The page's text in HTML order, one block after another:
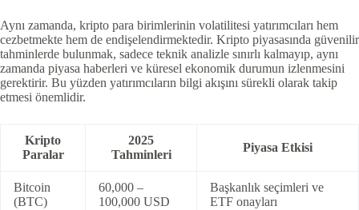
Aynı zamanda, kripto para birimlerinin volatilitesi yatırımcıları hem
cezbetmekte hem de endişelendirmektedir. Kripto piyasasında güvenilir
tahminlerde bulunmak, sadece teknik analizle sınırlı kalmayıp, aynı
zamanda piyasa haberleri ve küresel ekonomik durumun izlenmesini
gerektirir. Bu yüzden yatırımcıların bilgi akışını sürekli olarak takip
etmesi önemlidir.
Kripto
Paralar
2025
Tahminleri
Piyasa Etkisi
Bitcoin
(BTC)
60,000 –
100,000 USD
Başkanlık seçimleri ve
ETF onayları